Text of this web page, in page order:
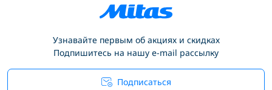
Узнавайте первым об акциях и скидках
Подпишитесь на нашу e-mail рассылку
Подписаться